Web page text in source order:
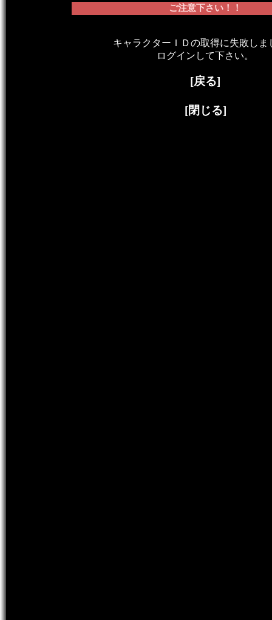
ご注意下さい！！
キャラクターＩＤの取得に失敗しま
ログインして下さい。
[戻る]
[閉じる]